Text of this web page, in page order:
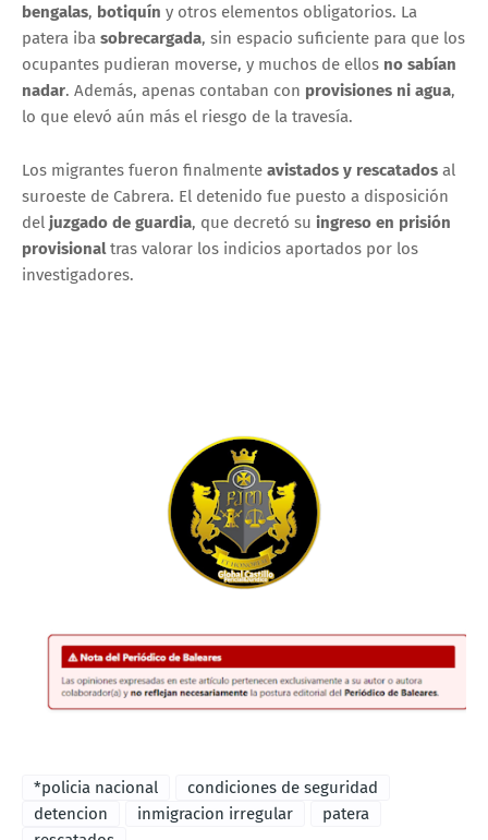
bengalas, botiquín y otros elementos obligatorios. La
patera iba sobrecargada, sin espacio suficiente para que los
ocupantes pudieran moverse, y muchos de ellos no sabían
nadar. Además, apenas contaban con provisiones ni agua,
lo que elevó aún más el riesgo de la travesía.
Los migrantes fueron finalmente avistados y rescatados al
suroeste de Cabrera. El detenido fue puesto a disposición
del juzgado de guardia, que decretó su ingreso en prisión
provisionaltras valorar los indicios aportados por los
investigadores.
*policia nacional
condiciones de seguridad
detencion
inmigracion irregular
patera